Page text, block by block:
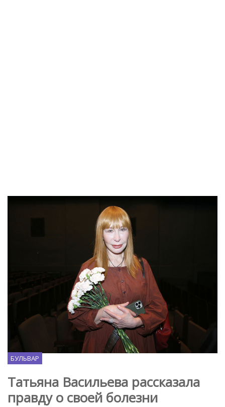
MK.ru
БУЛЬВАР
Татьяна Васильева рассказала
правду о своей болезни